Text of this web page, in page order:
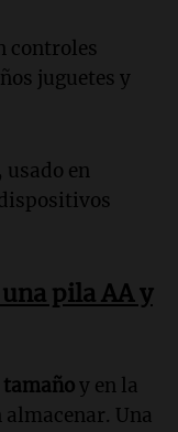
controles
juguetes y
en
pila AA y
tamañoy en la
almacenar. Una